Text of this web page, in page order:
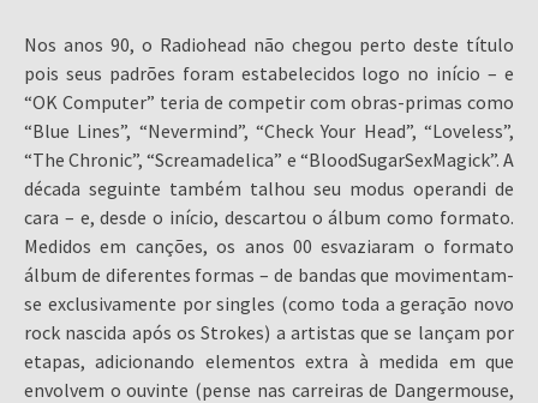
Nos anos 90, o Radiohead não chegou perto deste título
pois seus padrões foram estabelecidos logo no início – e
“OK Computer” teria de competir com obras-primas como
“Blue Lines”, “Nevermind”, “Check Your Head”, “Loveless”,
“The Chronic”, “Screamadelica” e “BloodSugarSexMagick”. A
década seguinte também talhou seu modus operandi de
cara – e, desde o início, descartou o álbum como formato.
Medidos em canções, os anos 00 esvaziaram o formato
álbum de diferentes formas – de bandas que movimentam-
se exclusivamente por singles (como toda a geração novo
rock nascida após os Strokes) a artistas que se lançam por
etapas, adicionando elementos extra à medida em que
envolvem o ouvinte (pense nas carreiras de Dangermouse,